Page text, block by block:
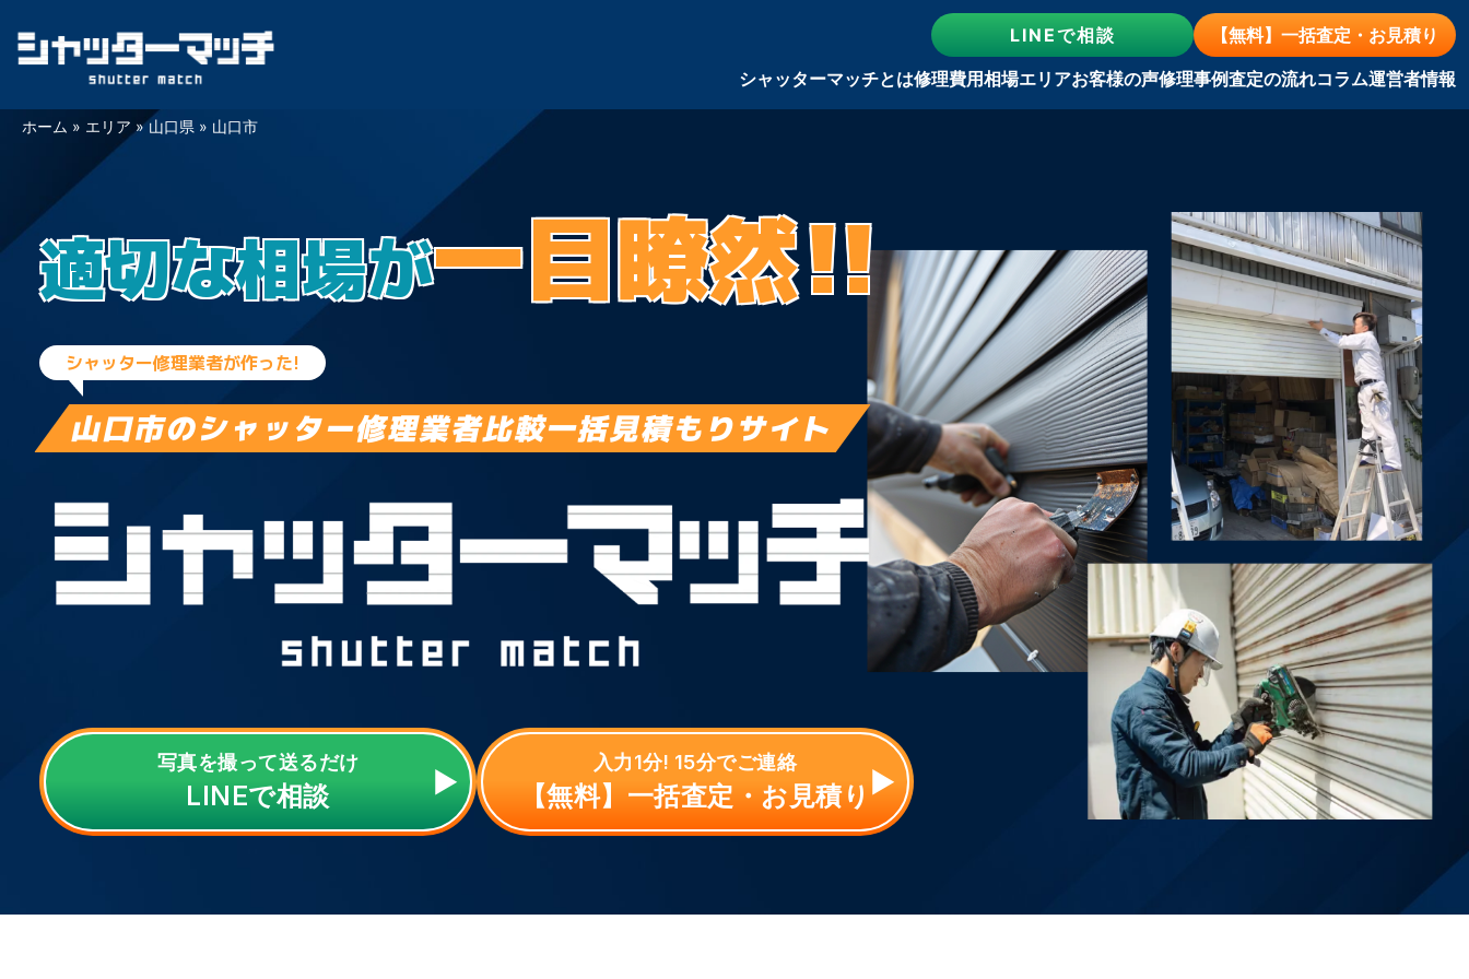
Skip
LINEで相談
【無料】一括査定・お見積り
シャッターマッチとは修理費用相場エリアお客様の声修理事例査定の流れコラム運営者情報
ホーム » エリア »山口県 » 山口市
適切な相場が一目瞭然!!
シャッター修理業者が作った!
山口市のシャッター修理業者比較一括見積もりサイト
写真を撮って送るだけ
LINEで相談
入力1分! 15分でご連絡
【無料】一括査定・お見積り